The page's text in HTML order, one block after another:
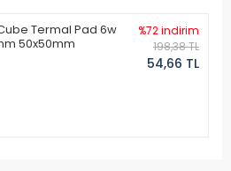
Termal Pad 6w
50x50mm
%72 indirim
198,38 TL
54,66 TL